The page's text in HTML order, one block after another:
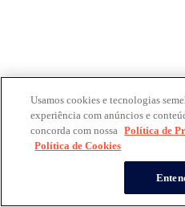
Usamos cookies e tecnologias
experiência com anúncios e
concorda com nossa Política de
Política de Cookies